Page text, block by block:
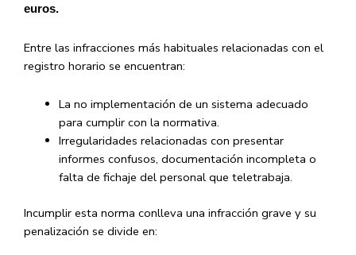
euros.
Entre las infracciones más habituales relacionadas con el
registro horario se encuentran:
La no implementación de un sistema adecuado
para cumplir con la normativa.
Irregularidades relacionadas con presentar
informes confusos, documentación incompleta o
falta de fichaje del personal que teletrabaja.
Incumplir esta norma conlleva una infracción grave y su
penalización se divide en: